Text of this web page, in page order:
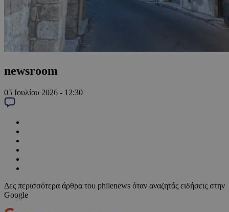
newsroom
05 Ιουλίου 2026 - 12:30
Δες περισσότερα άρθρα του philenews όταν αναζητάς ειδήσεις στην
Google